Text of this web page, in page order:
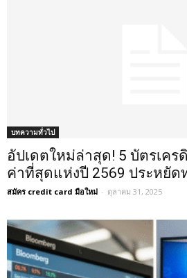
บทความทั่วไป
อัปเดตใหม่ล่าสุด! 5 บัตรเค
ค่าที่สุดแห่งปี 2569 ประหยัด
สมัคร credit card มือใหม่ - ตุลาคม 31, 2025